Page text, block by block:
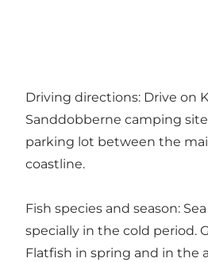
Driving directions: Drive on
Sanddobberne camping
parking lot between the
coastline.
Fish species and season:
specially in the cold period.
Flatfish in spring and in the